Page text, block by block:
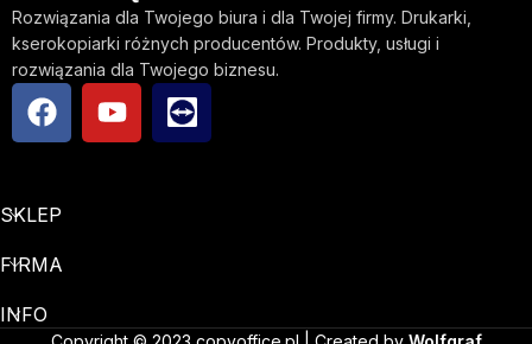
Rozwiązania dla Twojego biura i dla Twojej firmy. Drukarki,
kserokopiarki różnych producentów. Produkty, usługi i
rozwiązania dla Twojego biznesu.
SKLEP
FIRMA
INFO